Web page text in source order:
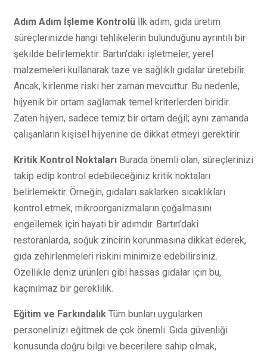
Adım Adım İşleme Kontrolü İlk adım, gıda üretim
süreçlerinizde hangi tehlikelerin bulunduğunu ayrıntılı bir
şekilde belirlemektir. Bartın'daki işletmeler, yerel
malzemeleri kullanarak taze ve sağlıklı gıdalar üretebilir.
Ancak, kirlenme riski her zaman mevcuttur. Bu nedenle,
hijyenik bir ortam sağlamak temel kriterlerden biridir.
Zaten hijyen, sadece temiz bir ortam değil; aynı zamanda
çalışanların kişisel hijyenine de dikkat etmeyi gerektirir.
Kritik Kontrol Noktaları Burada önemli olan, süreçlerinizi
takip edip kontrol edebileceğiniz kritik noktaları
belirlemektir. Örneğin, gıdaları saklarken sıcaklıkları
kontrol etmek, mikroorganizmaların çoğalmasını
engellemek için hayati bir adımdır. Bartın’daki
restoranlarda, soğuk zincirin korunmasına dikkat ederek,
gıda zehirlenmeleri riskini minimize edebilirsiniz.
Özellikle deniz ürünleri gibi hassas gıdalar için bu,
kaçınılmaz bir gereklilik.
Eğitim ve Farkındalık Tüm bunları uygularken
personelinizi eğitmek de çok önemli. Gıda güvenliği
konusunda doğru bilgi ve becerilere sahip olmak,